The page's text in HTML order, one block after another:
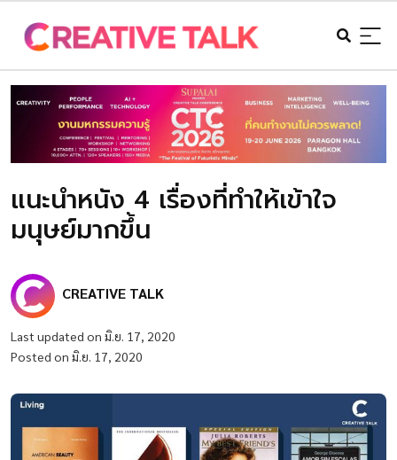
แนะนำหนัง 4 เรื่องที่ทำให้เข้าใจ
มนุษย์มากขึ้น
CREATIVE TALK
Last updated on มิ.ย. 17, 2020
Posted on มิ.ย. 17, 2020